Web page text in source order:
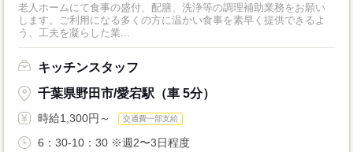
老人ホームにて食事の盛付、配膳、洗浄等の調理補助業務をお願い
します。ご利用になる多くの方に温かい食事を素早く提供できるよ
う、工夫を凝らした業...
キッチンスタッフ
千葉県野田市/愛宕駅（車 5分）
時給1,300円～ 交通費一部支給
6：30-10：30 ※週2〜3日程度